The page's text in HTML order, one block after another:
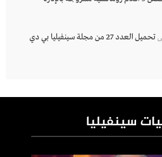
تحميل العدد 27 من مجلة سينفيليا بي دي
سينفيليا